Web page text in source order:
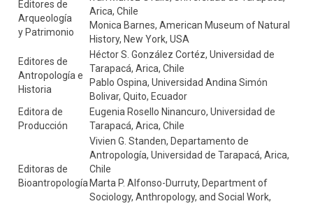
Editores de
Arqueología
y Patrimonio
Arica, Chile
Monica Barnes, American Museum of Natural
History, New York, USA
Editores de
Antropología e
Historia
Héctor S. González Cortéz, Universidad de
Tarapacá, Arica, Chile
Pablo Ospina, Universidad Andina Simón
Bolivar, Quito, Ecuador
Editora de
Producción
Eugenia Rosello Ninancuro, Universidad de
Tarapacá, Arica, Chile
Editoras de
Bioantropología
Vivien G. Standen, Departamento de
Antropología, Universidad de Tarapacá, Arica,
Chile
Marta P. Alfonso-Durruty, Department of
Sociology, Anthropology, and Social Work,